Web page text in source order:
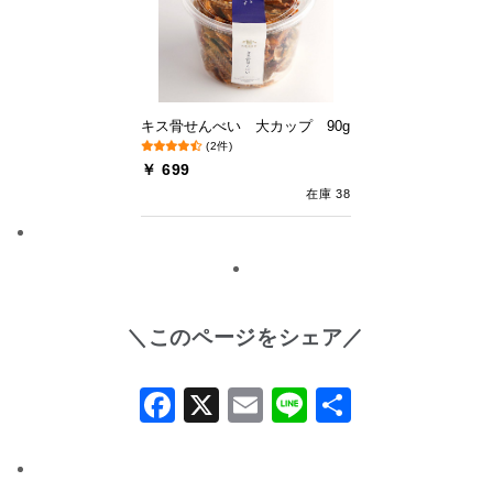
キス骨せんべい 大カップ 90g
(2件)
￥ 699
在庫 38
＼このページをシェア／
Facebook
X Email
Line